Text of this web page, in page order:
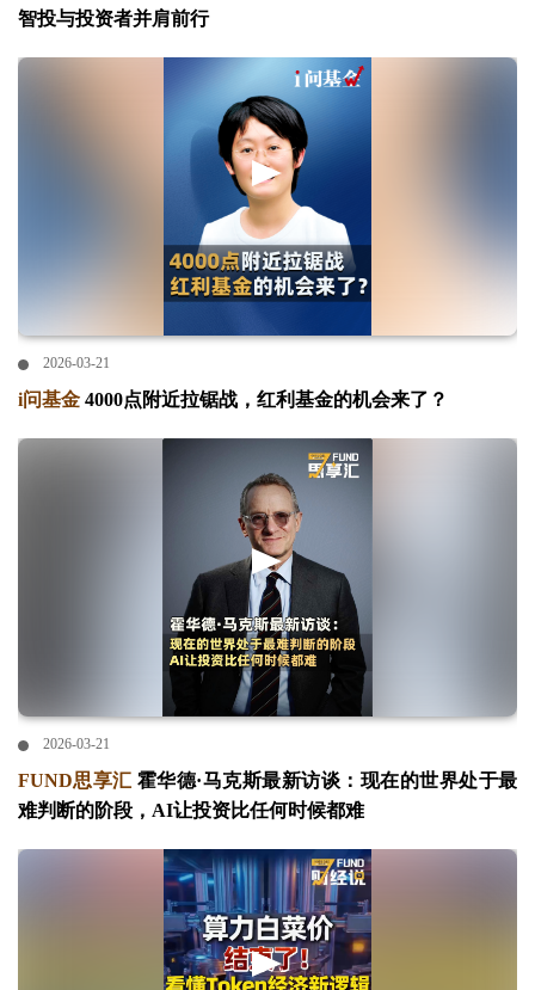
智投与投资者并肩前行
2026-03-21
i问基金 4000点附近拉锯战，红利基金的机会来了？
2026-03-21
FUND思享汇 霍华德·马克斯最新访谈：现在的世界处于最
难判断的阶段，AI让投资比任何时候都难